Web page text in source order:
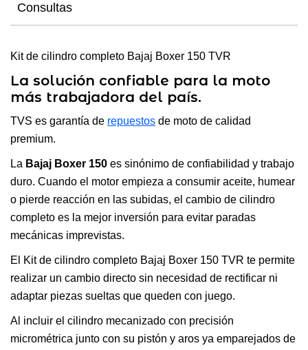
Consultas
Kit de cilindro completo Bajaj Boxer 150 TVR
La solución confiable para la moto
más trabajadora del país.
TVS es garantía de repuestos de moto de calidad
premium.
La Bajaj Boxer 150 es sinónimo de confiabilidad y trabajo
duro. Cuando el motor empieza a consumir aceite, humear
o pierde reacción en las subidas, el cambio de cilindro
completo es la mejor inversión para evitar paradas
mecánicas imprevistas.
El Kit de cilindro completo Bajaj Boxer 150 TVR te permite
realizar un cambio directo sin necesidad de rectificar ni
adaptar piezas sueltas que queden con juego.
Al incluir el cilindro mecanizado con precisión
micrométrica junto con su pistón y aros ya emparejados de